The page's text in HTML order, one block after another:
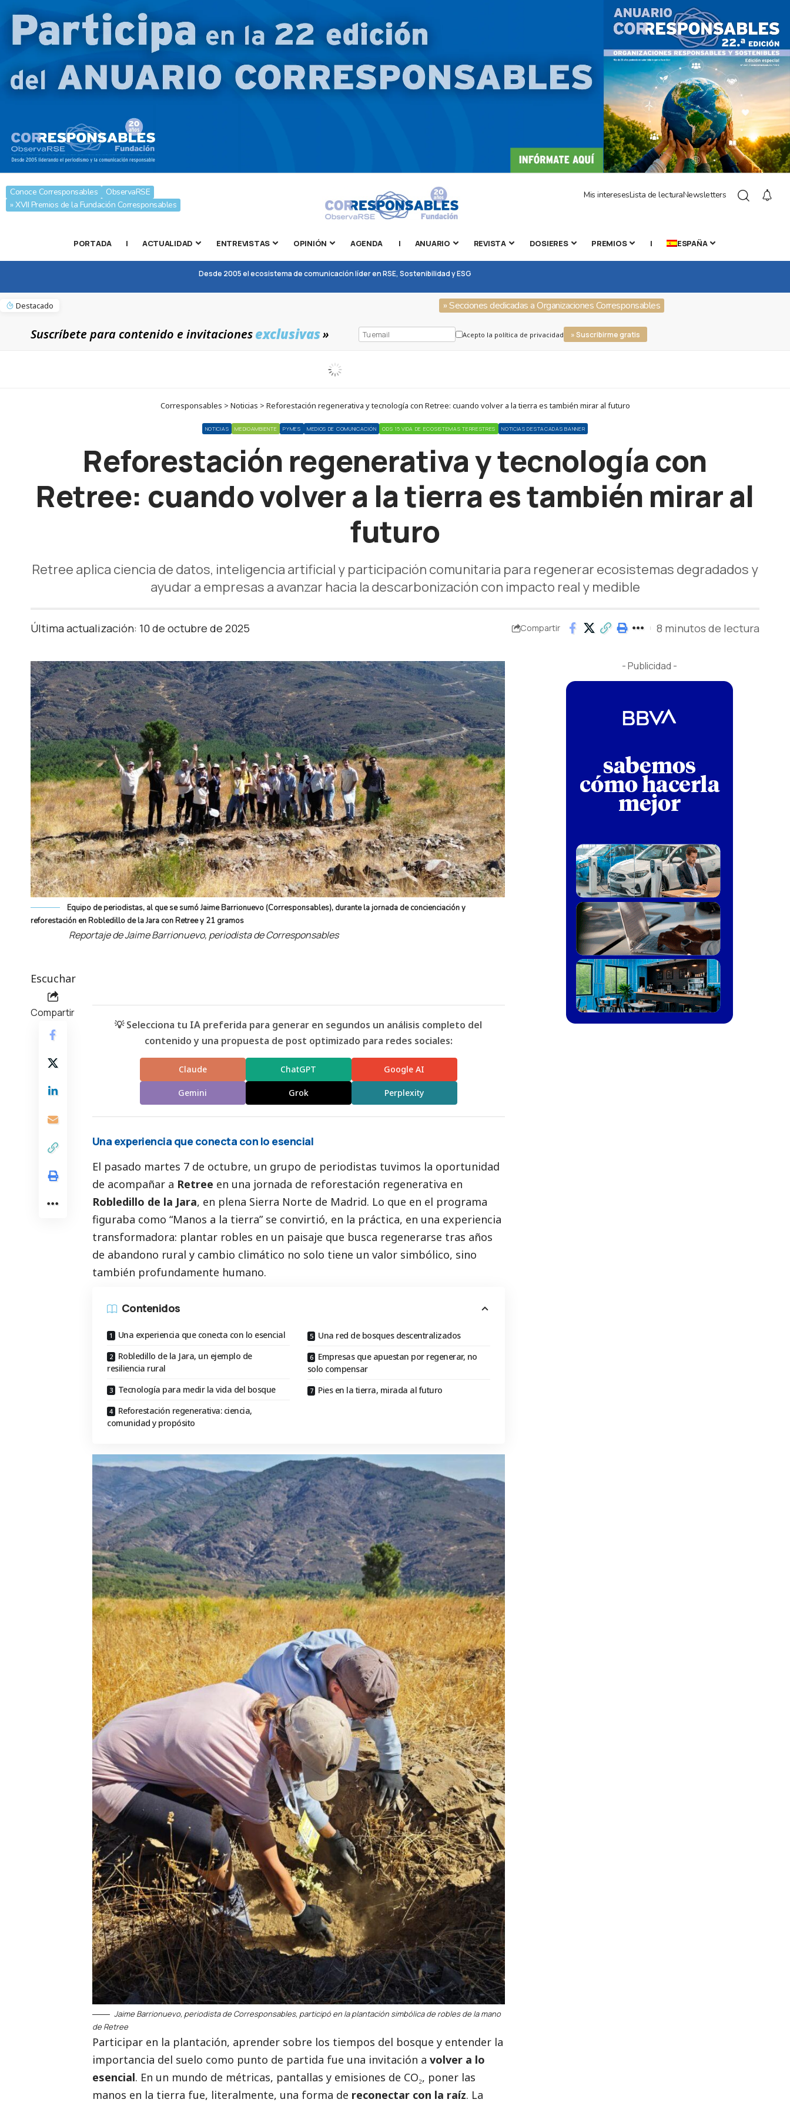
Conoce Corresponsables
ObservaRSE
» XVII Premios de la Fundación Corresponsables
Mis interesesLista de lecturaNewsletters
PORTADA | ACTUALIDAD ENTREVISTAS OPINIÓN AGENDA | ANUARIO REVISTA DOSIERES PREMIOS | ESPAÑA
Desde 2005 el ecosistema de comunicación líder en RSE, Sostenibilidad y ESG
Destacado » Secciones dedicadas a Organizaciones Corresponsables
Suscríbete para contenido e invitacionesexclusivas» Acepto la política de privacidad » Suscribirme gratis
Corresponsables > Noticias > Reforestación regenerativa y tecnología con Retree: cuando volver a la tierra es también mirar al futuro
NOTICIAS MEDIOAMBIENTE PYMES MEDIOS DE COMUNICACIÓN ODS 15 VIDA DE ECOSISTEMAS TERRESTRES NOTICIAS DESTACADAS BANNER
Reforestación regenerativa y tecnología con
Retree: cuando volver a la tierra es también mirar al
futuro
Retree aplica ciencia de datos, inteligencia artificial y participación comunitaria para regenerar ecosistemas degradados y
ayudar a empresas a avanzar hacia la descarbonización con impacto real y medible
Última actualización: 10 de octubre de 2025 Compartir 8 minutos de lectura
Equipo de periodistas, al que se sumó Jaime Barrionuevo (Corresponsables), durante la jornada de concienciación y
reforestación en Robledillo de la Jara con Retree y 21 gramos
Reportaje de Jaime Barrionuevo, periodista de Corresponsables
Escuchar
Compartir
💡 Selecciona tu IA preferida para generar en segundos un análisis completo del
contenido y una propuesta de post optimizado para redes sociales:
Claude ChatGPT Google AI
Gemini Grok Perplexity
Una experiencia que conecta con lo esencial
El pasado martes 7 de octubre, un grupo de periodistas tuvimos la oportunidad
de acompañar a Retree en una jornada de reforestación regenerativa en
Robledillo de la Jara, en plena Sierra Norte de Madrid. Lo que en el programa
figuraba como “Manos a la tierra” se convirtió, en la práctica, en una experiencia
transformadora: plantar robles en un paisaje que busca regenerarse tras años
de abandono rural y cambio climático no solo tiene un valor simbólico, sino
también profundamente humano.
Contenidos
Una experiencia que conecta con lo esencial
Robledillo de la Jara, un ejemplo de
resiliencia rural
Tecnología para medir la vida del bosque
Reforestación regenerativa: ciencia,
comunidad y propósito
Una red de bosques descentralizados
Empresas que apuestan por regenerar, no
solo compensar
Pies en la tierra, mirada al futuro
Jaime Barrionuevo, periodista de Corresponsables, participó en la plantación simbólica de robles de la mano
de Retree
Participar en la plantación, aprender sobre los tiempos del bosque y entender la
importancia del suelo como punto de partida fue una invitación a volver a lo
esencial. En un mundo de métricas, pantallas y emisiones de CO₂, poner las
manos en la tierra fue, literalmente, una forma de reconectar con la raíz. La
- Publicidad -